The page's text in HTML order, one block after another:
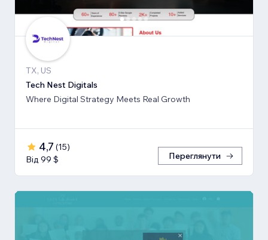
TX, US
Tech Nest Digitals
Where Digital Strategy Meets Real Growth
4,7 (15)
Від 99 $
Переглянути